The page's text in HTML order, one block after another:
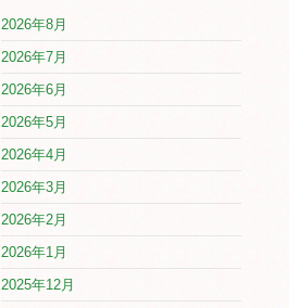
2026年8月
2026年7月
2026年6月
2026年5月
2026年4月
2026年3月
2026年2月
2026年1月
2025年12月